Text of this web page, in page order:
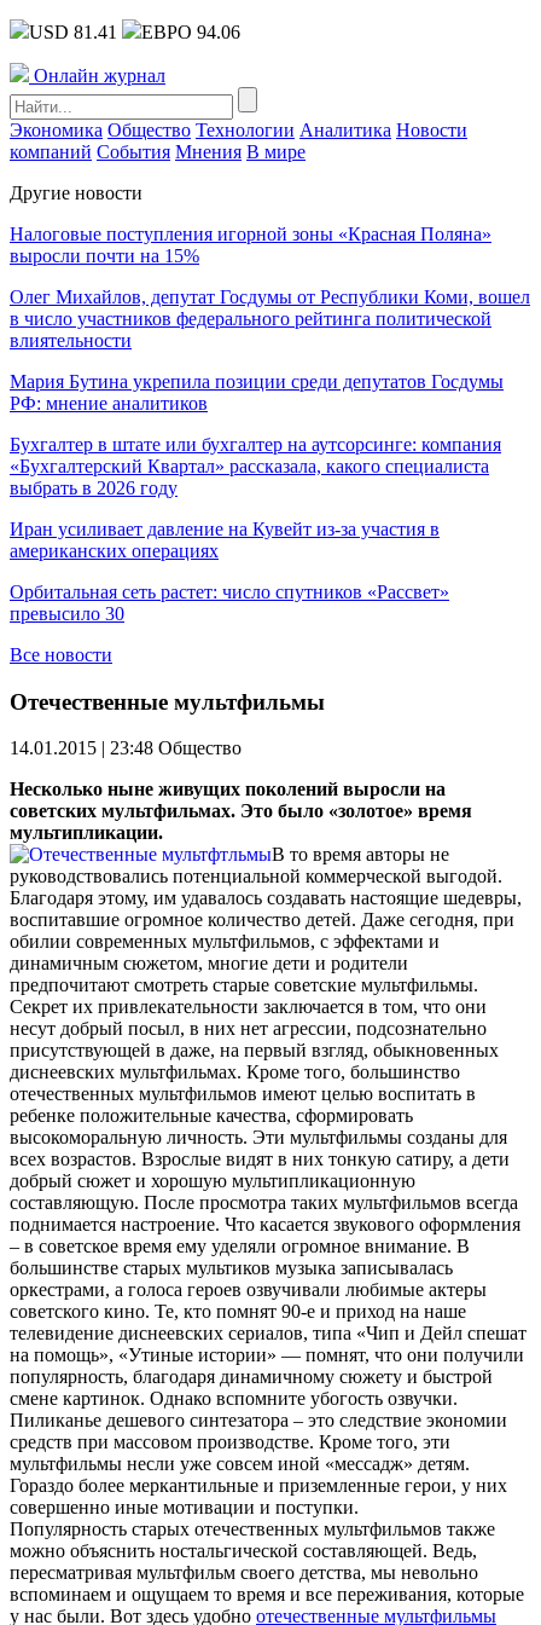
USD 81.41 ЕВРО 94.06
Онлайн журнал
Экономика Общество Технологии Аналитика Новости
компаний События Мнения В мире
Другие новости
Налоговые поступления игорной зоны «Красная Поляна»
выросли почти на 15%
Олег Михайлов, депутат Госдумы от Республики Коми, вошел
в число участников федерального рейтинга политической
влиятельности
Мария Бутина укрепила позиции среди депутатов Госдумы
РФ: мнение аналитиков
Бухгалтер в штате или бухгалтер на аутсорсинге: компания
«Бухгалтерский Квартал» рассказала, какого специалиста
выбрать в 2026 году
Иран усиливает давление на Кувейт из-за участия в
американских операциях
Орбитальная сеть растет: число спутников «Рассвет»
превысило 30
Все новости
Отечественные мультфильмы
14.01.2015 | 23:48 Общество
Несколько ныне живущих поколений выросли на
советских мультфильмах. Это было «золотое» время
мультипликации.
В то время авторы не
руководствовались потенциальной коммерческой выгодой.
Благодаря этому, им удавалось создавать настоящие шедевры,
воспитавшие огромное количество детей. Даже сегодня, при
обилии современных мультфильмов, с эффектами и
динамичным сюжетом, многие дети и родители
предпочитают смотреть старые советские мультфильмы.
Секрет их привлекательности заключается в том, что они
несут добрый посыл, в них нет агрессии, подсознательно
присутствующей в даже, на первый взгляд, обыкновенных
диснеевских мультфильмах. Кроме того, большинство
отечественных мультфильмов имеют целью воспитать в
ребенке положительные качества, сформировать
высокоморальную личность. Эти мультфильмы созданы для
всех возрастов. Взрослые видят в них тонкую сатиру, а дети
добрый сюжет и хорошую мультипликационную
составляющую. После просмотра таких мультфильмов всегда
поднимается настроение. Что касается звукового оформления
– в советское время ему уделяли огромное внимание. В
большинстве старых мультиков музыка записывалась
оркестрами, а голоса героев озвучивали любимые актеры
советского кино. Те, кто помнят 90-е и приход на наше
телевидение диснеевских сериалов, типа «Чип и Дейл спешат
на помощь», «Утиные истории» — помнят, что они получили
популярность, благодаря динамичному сюжету и быстрой
смене картинок. Однако вспомните убогость озвучки.
Пиликанье дешевого синтезатора – это следствие экономии
средств при массовом производстве. Кроме того, эти
мультфильмы несли уже совсем иной «мессадж» детям.
Гораздо более меркантильные и приземленные герои, у них
совершенно иные мотивации и поступки.
Популярность старых отечественных мультфильмов также
можно объяснить ностальгической составляющей. Ведь,
пересматривая мультфильм своего детства, мы невольно
вспоминаем и ощущаем то время и все переживания, которые
у нас были. Вот здесь удобно отечественные мультфильмы